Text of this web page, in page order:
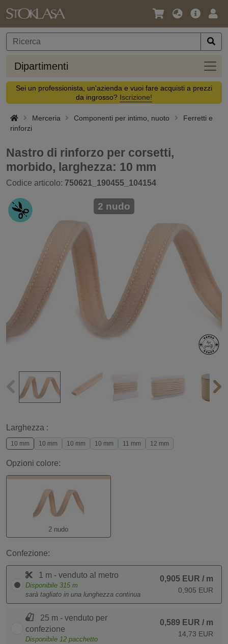
Lingua
Valuta
Offerta
Dipartimenti
Sei un professionista, un'azienda e vuoi fare acquisti a prezzi
da ingrosso? Iscrizione!
Merceria Componenti per intimo, nuoto
Ferretti e
rinforzi
Nastro di rinforzo per corsetti,
morbido, larghezza: 10 mm
Codice articolo: 750621_190455_104154
2 nudo
Larghezza :
10 mm 10 mm 10 mm 10 mm 11 mm 12 mm
Opzioni colore:
2 nudo
Confezione:
1 m - venduto al metro
Disponibile 315 m
sarà tagliato in una lunghezza continua
0,905 EUR / m
0,905 EUR
25 m - venduto per
confezione
Disponibile 12 pacchetto
0,589 EUR / m
14,73 EUR